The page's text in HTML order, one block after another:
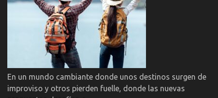
En un mundo cambiante donde unos destinos surgen de
improviso y otros pierden fuelle, donde las nuevas